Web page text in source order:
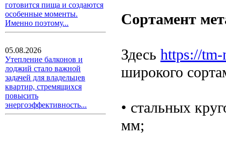
готовится пища и создаются
особенные моменты.
Именно поэтому...
05.08.2026
Утепление балконов и
лоджий стало важной
задачей для владельцев
квартир, стремящихся
повысить
энергоэффективность...
Сортамент
Здесь https://
широкого
• стальных
мм;